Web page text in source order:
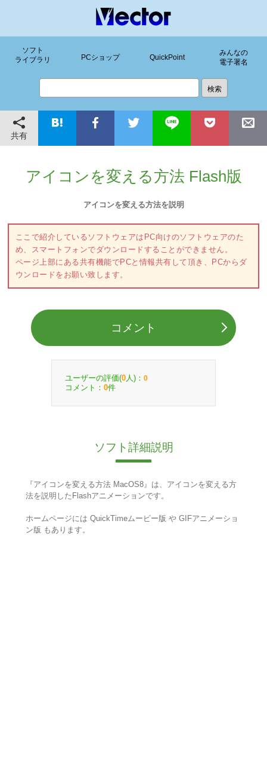
ソフト
ライブラリ
PCショップ QuickPoint
みんなの
電子署名
共有
アイコンを変える方法 Flash版
アイコンを変える方法を説明
ここで紹介しているソフトウェアはPC向けのソフトウェアのた
め、スマートフォンでダウンロードすることができません。
ページ上部にある共有機能でPCと情報共有して頂き、PCからダ
ウンロードをお願い致します。
コメント
ユーザーの評価(0 人)： 0
コメント： 0件
ソフト詳細説明
『アイコンを変える方法 MacOS8』は、アイコンを変える方
法を説明したFlashアニメーションです。
ホームページには QuickTimeムービー版 や GIFアニメーショ
ン版 もあります。